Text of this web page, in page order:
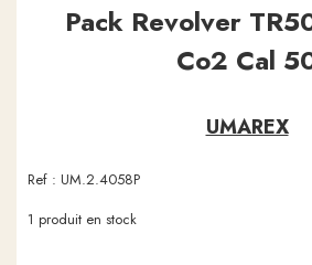
Pack Revolver
Co2 Cal
UMAREX
Ref : UM.2.4058P
1 produit en stock